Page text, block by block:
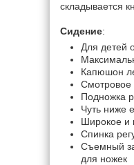
складывается
Сидение:
Для детей
Капюшон
Подножка
Чуть ниже
Широкое и
Спинка
Съемный
для ножек